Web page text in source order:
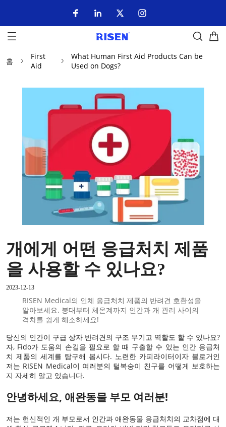
홈
First
Aid
What Human First Aid Products Can be
Used on Dogs?
개에게 어떤 응급처치 제품
을 사용할 수 있나요?
2023-12-13
RISEN Medical의 인체 응급처치 제품의 반려견 호환성을
알아보세요. 붕대부터 체온계까지 인간과 개 관리 사이의
격차를 쉽게 해소하세요!
당신의 인간이 구급 상자 반려견의 구조 무기고 역할도 할 수 있나요?
자, Fido가 도움의 손길을 필요로 할 때 구출할 수 있는 인간 응급처
치 제품의 세계를 탐구해 봅시다. 노련한 카피라이터이자 블로거인
저는 RISEN Medical이 여러분의 털복숭이 친구를 어떻게 보호하는
지 자세히 알고 있습니다.
안녕하세요, 애완동물 부모 여러분!
저는 헌신적인 개 부모로서 인간과 애완동물 응급처치의 교차점에 대